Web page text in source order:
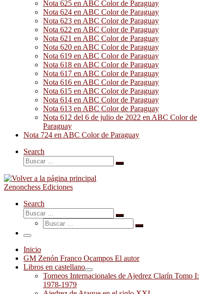
Nota 625 en ABC Color de Paraguay
Nota 624 en ABC Color de Paraguay
Nota 623 en ABC Color de Paraguay
Nota 622 en ABC Color de Paraguay
Nota 621 en ABC Color de Paraguay
Nota 620 en ABC Color de Paraguay
Nota 619 en ABC Color de Paraguay
Nota 618 en ABC Color de Paraguay
Nota 617 en ABC Color de Paraguay
Nota 616 en ABC Color de Paraguay
Nota 615 en ABC Color de Paraguay
Nota 614 en ABC Color de Paraguay
Nota 613 en ABC Color de Paraguay
Nota 612 del 6 de julio de 2022 en ABC Color de
Paraguay
Nota 724 en ABC Color de Paraguay
Search
Buscar
Buscar
Zenonchess Ediciones
Search
Buscar
Buscar
Buscar
Buscar
Menú
Inicio
GM Zenón Franco Ocampos El autor
Libros en castellano
Torneos Internacionales de Ajedrez Clarín Tomo I:
1978-1979